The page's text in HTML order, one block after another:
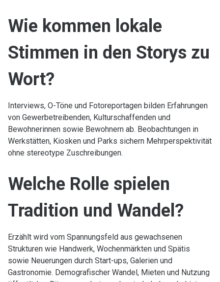
Wie kommen lokale
Stimmen in den Storys zu
Wort?
Interviews, O-Töne und Fotoreportagen bilden Erfahrungen
von Gewerbetreibenden, Kulturschaffenden und
Bewohnerinnen sowie Bewohnern ab. Beobachtungen in
Werkstätten, Kiosken und Parks sichern Mehrperspektivität
ohne stereotype Zuschreibungen.
Welche Rolle spielen
Tradition und Wandel?
Erzählt wird vom Spannungsfeld aus gewachsenen
Strukturen wie Handwerk, Wochenmärkten und Spätis
sowie Neuerungen durch Start-ups, Galerien und
Gastronomie. Demografischer Wandel, Mieten und Nutzung